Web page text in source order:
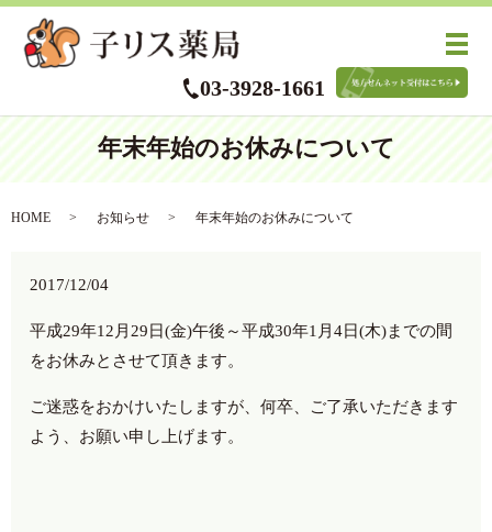
03-3928-1661
メ
年末年始のお休みについて
HOME お知らせ 年末年始のお休みについて
2017/12/04
平成29年12月29日(金)午後～平成30年1月4日(木)までの間
をお休みとさせて頂きます。
ご迷惑をおかけいたしますが、何卒、ご了承いただきます
よう、お願い申し上げます。